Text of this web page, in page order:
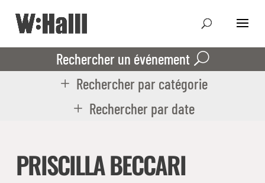
Rechercher un événement
Rechercher par catégorie
Rechercher par date
PRISCILLA BECCARI